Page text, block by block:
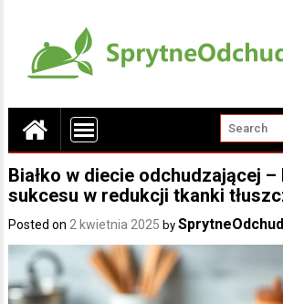
Białko w diecie odchudzającej
sukcesu w redukcji tkanki
Posted on 2 kwietnia 2025 by